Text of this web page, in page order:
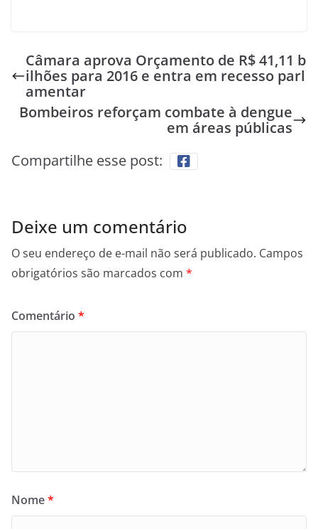
Câmara aprova Orçamento de R$ 41,11 b
ilhões para 2016 e entra em recesso parl
amentar
Bombeiros reforçam combate à dengue
em áreas públicas
Compartilhe esse post:
Deixe um comentário
O seu endereço de e-mail não será publicado. Campos
obrigatórios são marcados com *
Comentário *
Nome*